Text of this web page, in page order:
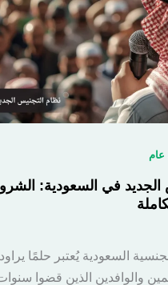
عام
الجديد في السعودية:
السعودية يُعتبر حلمًا يراود
والوافدين الذين قضوا